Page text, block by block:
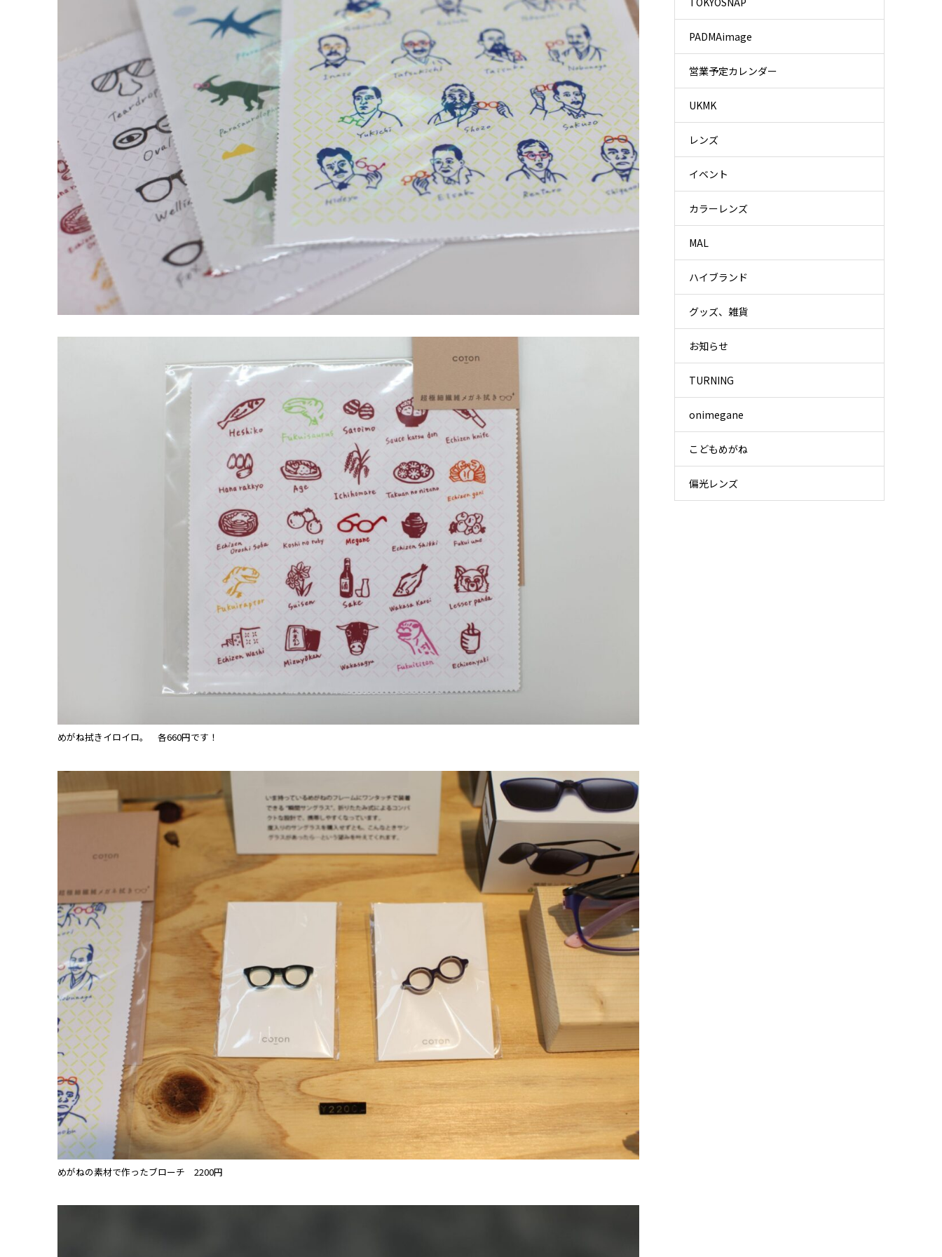
めがね拭きイロイロ。 各660円です！
めがねの素材で作ったブローチ 2200円
PADMAimage
営業予定カレンダー
UKMK
レンズ
イベント
カラーレンズ
MAL
ハイブランド
グッズ、雑貨
お知らせ
TURNING
onimegane
こどもめがね
偏光レンズ